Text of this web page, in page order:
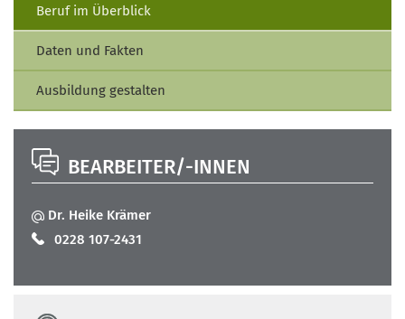
Beruf im Überblick
Daten und Fakten
Ausbildung gestalten
BEARBEITER/-INNEN
Dr. Heike Krämer
0228 107-2431